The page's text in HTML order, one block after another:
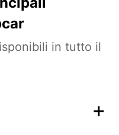
in tutto il